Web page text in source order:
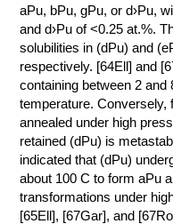
aPu, bPu, gPu, or d›Pu,
and d›Pu of <0.25 at.%.
solubilities in (dPu) and
respectively. [64Ell] and
containing between 2 and
temperature.
annealed under high
retained (dPu) is
indicated that (dPu)
about 100 C to form aPu
transformations under
[65Ell], [67Gar], and